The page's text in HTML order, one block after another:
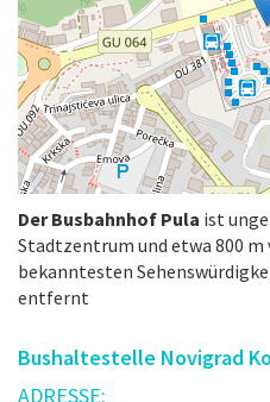
Der Busbahnhof Pula ist
Stadtzentrum und etwa 800
bekanntesten
entfernt
Bushaltestelle Novigrad
ADRESSE: